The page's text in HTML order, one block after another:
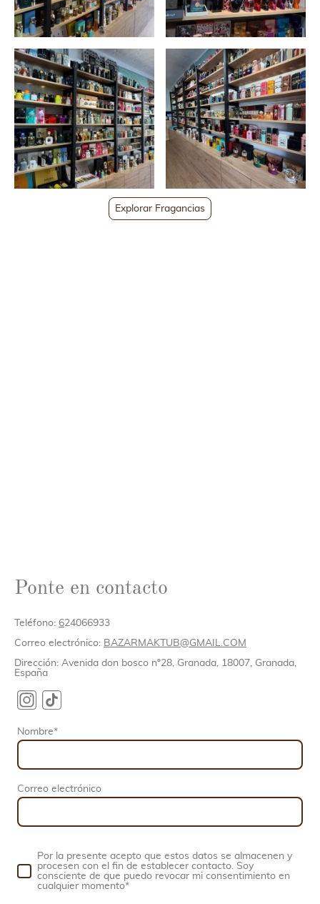
Explorar Fragancias
Ponte en contacto
Teléfono: 624066933
Correo electrónico: BAZARMAKTUB@GMAIL.COM
Dirección: Avenida don bosco nº28, Granada, 18007, Granada,
España
Nombre*
Correo electrónico
Por la presente acepto que estos datos se almacenen y
procesen con el fin de establecer contacto. Soy
consciente de que puedo revocar mi consentimiento en
cualquier momento*